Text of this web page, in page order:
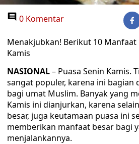
0 Komentar
Menakjubkan! Berikut 10 Manfaat
Kamis
NASIONAL– Puasa Senin Kamis.
sangat populer, karena ini bagian
bagi umat Muslim. Banyak yang
Kamis ini dianjurkan, karena
besar, juga keutamaan puasa ini
memberikan manfaat besar bagi
menjalankannya.